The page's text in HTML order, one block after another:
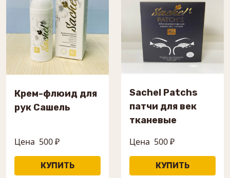
Крем-флюид для
рук Сашель
Цена 500 ₽
Sachel Patchs
патчи для век
тканевые
Цена 500 ₽